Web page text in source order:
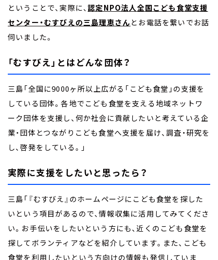
ということで、実際に、認定NPO法人全国こども食堂支援
センター・むすびえの三島理恵さん とお電話を繋いでお話
伺いました。
「むすびえ」とはどんな団体？
三島「全国に9000ヶ所以上広がる「こども食堂」の支援を
している団体。各地でこども食堂を支える地域ネットワ
ーク団体を支援し、何か社会に貢献したいと考えている企
業・団体とつながりこども食堂へ支援を届け、調査・研究を
し、啓発をしている。」
実際に支援をしたいと思ったら？
三島「『むすびえ』のホームページにこども食堂を探した
いという項目があるので、情報収集に活用してみてくださ
い。お手伝いをしたいという方にも、近くのこども食堂を
探してボランティアなどを紹介しています。また、こども
食堂を利用したいという方向けの情報も発信していま